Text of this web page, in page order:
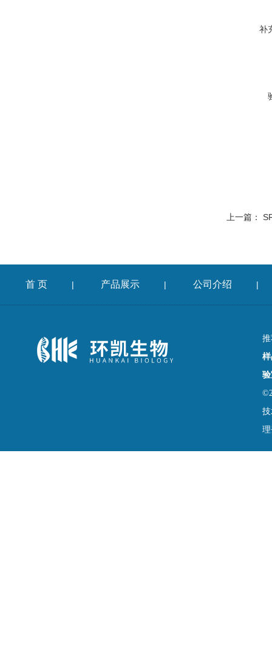
补
上一篇：
首 页 | 产品展示 | 公司介绍 |